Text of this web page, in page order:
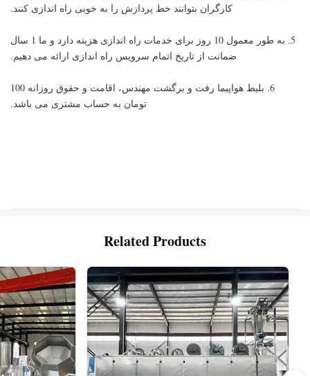
کارگران بتوانند خط پردازش را به خوبی راه اندازی کنند.
5. به طور معمول 10 روز برای خدمات راه اندازی هزینه دارد و ما 1 سال
ضمانت از تاریخ اتمام سرویس راه اندازی ارائه می دهیم.
6. بلیط هواپیما رفت و برگشت مهندس، اقامت و حقوق روزانه 100
تومان به حساب مشتری می باشد.
Related Products